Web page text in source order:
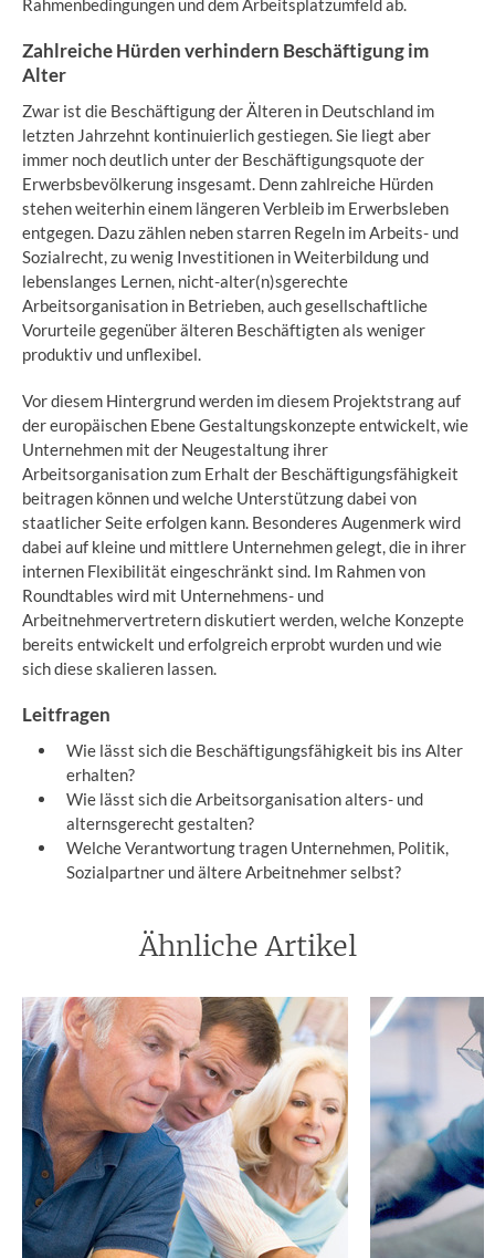
Rahmenbedingungen und dem Arbeitsplatzumfeld ab.
Zahlreiche Hürden verhindern Beschäftigung im
Alter
Zwar ist die Beschäftigung der Älteren in Deutschland im
letzten Jahrzehnt kontinuierlich gestiegen. Sie liegt aber
immer noch deutlich unter der Beschäftigungsquote der
Erwerbsbevölkerung insgesamt. Denn zahlreiche Hürden
stehen weiterhin einem längeren Verbleib im Erwerbsleben
entgegen. Dazu zählen neben starren Regeln im Arbeits- und
Sozialrecht, zu wenig Investitionen in Weiterbildung und
lebenslanges Lernen, nicht-alter(n)sgerechte
Arbeitsorganisation in Betrieben, auch gesellschaftliche
Vorurteile gegenüber älteren Beschäftigten als weniger
produktiv und unflexibel.
Vor diesem Hintergrund werden im diesem Projektstrang auf
der europäischen Ebene Gestaltungskonzepte entwickelt, wie
Unternehmen mit der Neugestaltung ihrer
Arbeitsorganisation zum Erhalt der Beschäftigungsfähigkeit
beitragen können und welche Unterstützung dabei von
staatlicher Seite erfolgen kann. Besonderes Augenmerk wird
dabei auf kleine und mittlere Unternehmen gelegt, die in ihrer
internen Flexibilität eingeschränkt sind. Im Rahmen von
Roundtables wird mit Unternehmens- und
Arbeitnehmervertretern diskutiert werden, welche Konzepte
bereits entwickelt und erfolgreich erprobt wurden und wie
sich diese skalieren lassen.
Leitfragen
Wie lässt sich die Beschäftigungsfähigkeit bis ins Alter
erhalten?
Wie lässt sich die Arbeitsorganisation alters- und
alternsgerecht gestalten?
Welche Verantwortung tragen Unternehmen, Politik,
Sozialpartner und ältere Arbeitnehmer selbst?
Ähnliche Artikel